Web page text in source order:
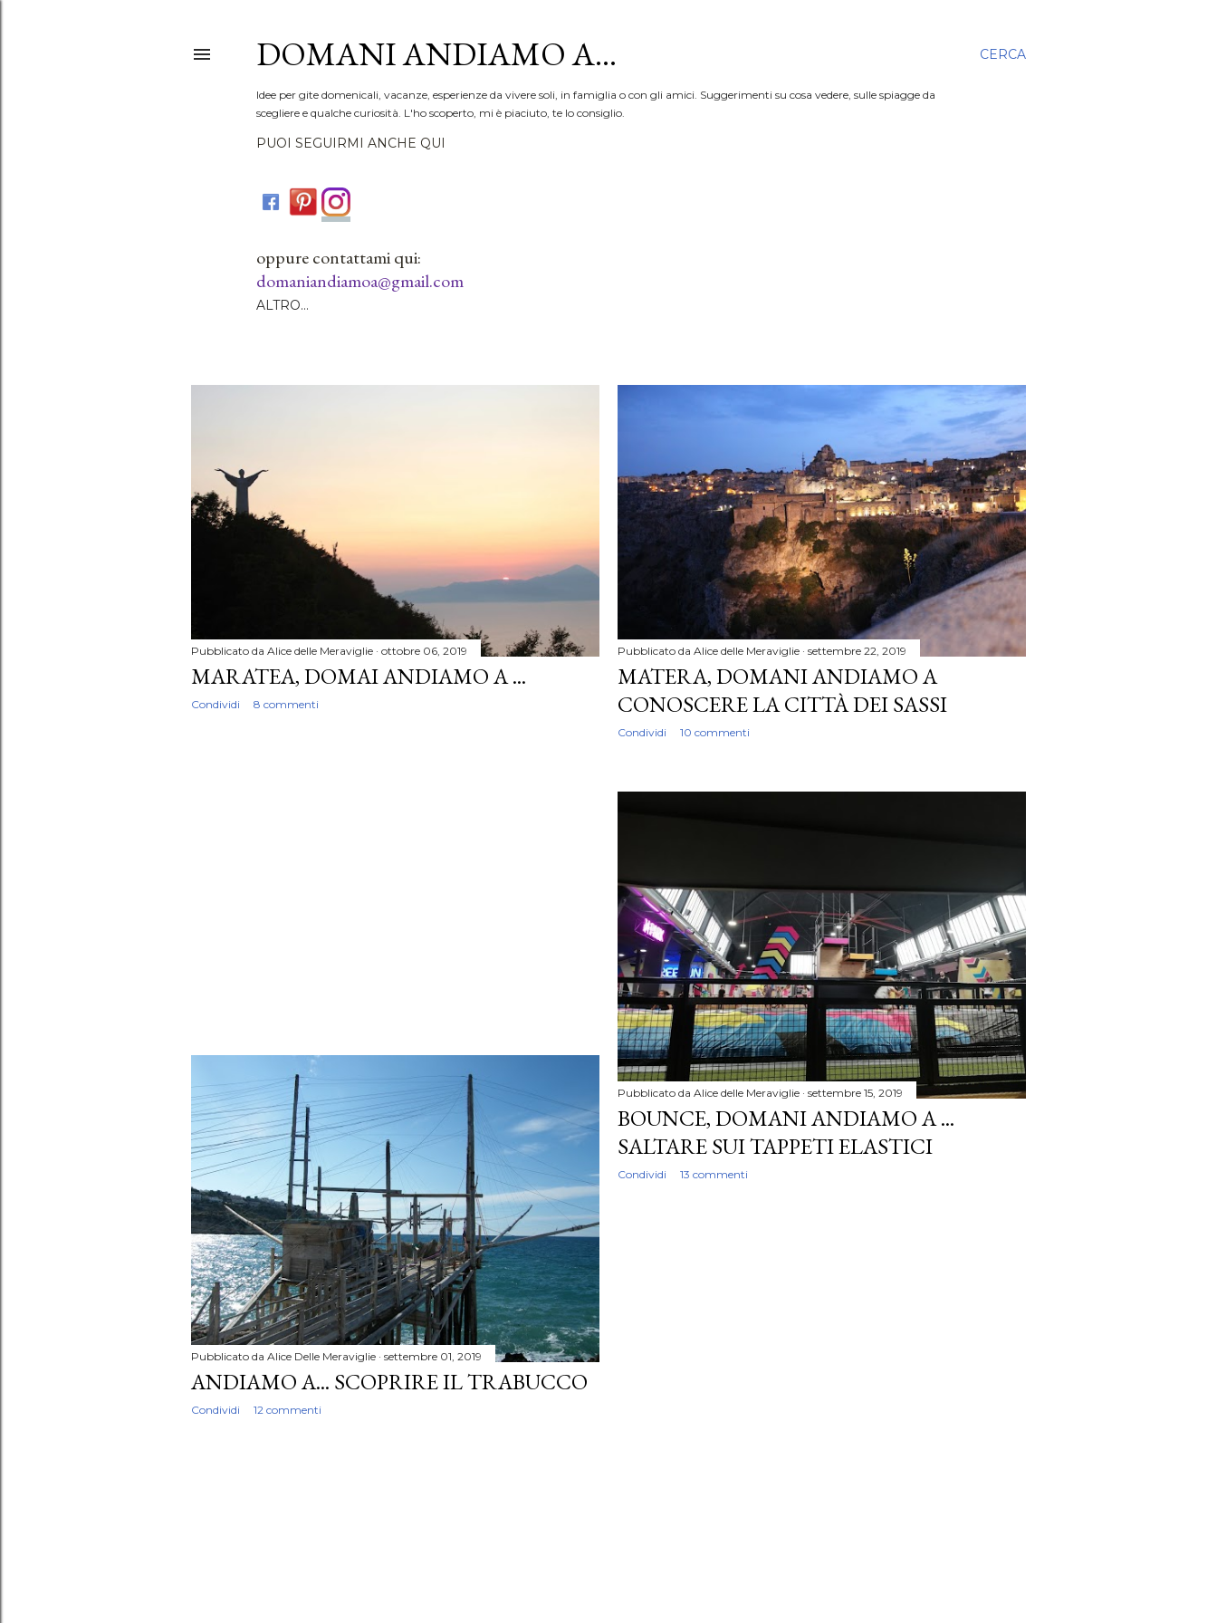
CERCA
DOMANI ANDIAMO A...
Idee per gite domenicali, vacanze, esperienze da vivere soli, in famiglia o con gli amici. Suggerimenti su cosa vedere, sulle spiagge da
scegliere e qualche curiosità. L'ho scoperto, mi è piaciuto, te lo consiglio.
PUOI SEGUIRMI ANCHE QUI
oppure contattami qui:
domaniandiamoa@gmail.com
ALTRO…
s
t
Pubblicato da Alice delle Meraviglie ottobre 06, 2019
MARATEA, DOMAI ANDIAMO A ...
Condividi 8 commenti
Pubblicato da Alice delle Meraviglie settembre 22, 2019
MATERA, DOMANI ANDIAMO A
CONOSCERE LA CITTÀ DEI SASSI
Condividi 10 commenti
Pubblicato da Alice delle Meraviglie settembre 15, 2019
BOUNCE, DOMANI ANDIAMO A ...
SALTARE SUI TAPPETI ELASTICI
Condividi 13 commenti
Pubblicato da Alice Delle Meraviglie settembre 01, 2019
ANDIAMO A... SCOPRIRE IL TRABUCCO
Condividi 12 commenti